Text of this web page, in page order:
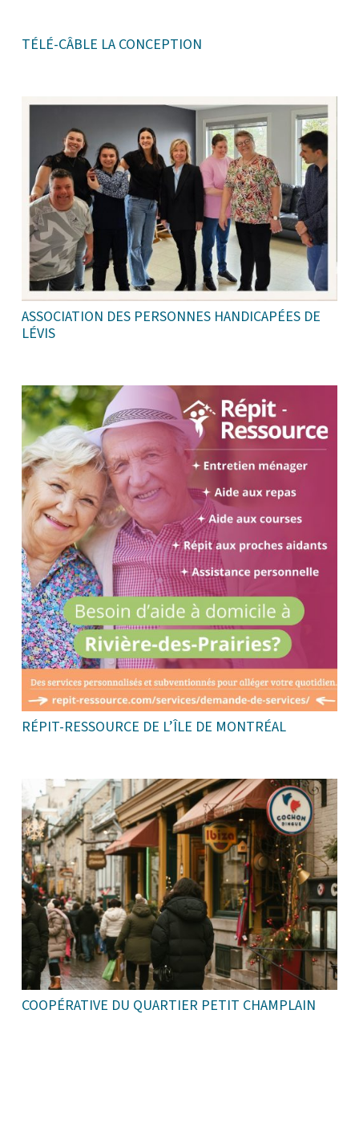
TÉLÉ-CÂBLE LA CONCEPTION
ASSOCIATION DES PERSONNES HANDICAPÉES DE
LÉVIS
RÉPIT-RESSOURCE DE L’ÎLE DE MONTRÉAL
COOPÉRATIVE DU QUARTIER PETIT CHAMPLAIN